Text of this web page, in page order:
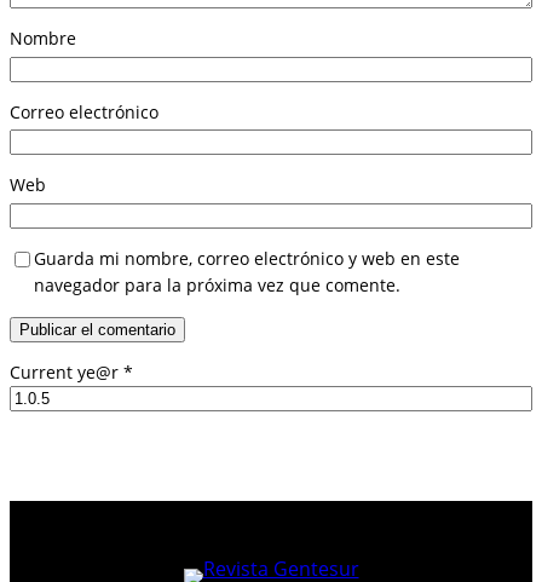
Nombre
Correo electrónico
Web
Guarda mi nombre, correo electrónico y web en este
navegador para la próxima vez que comente.
Current ye@r *